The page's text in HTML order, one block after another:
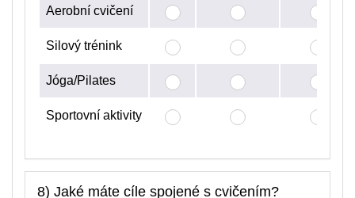
Aerobní cvičení
Silový trénink
Jóga/Pilates
Sportovní aktivity
8) Jaké máte cíle spojené s cvičením?